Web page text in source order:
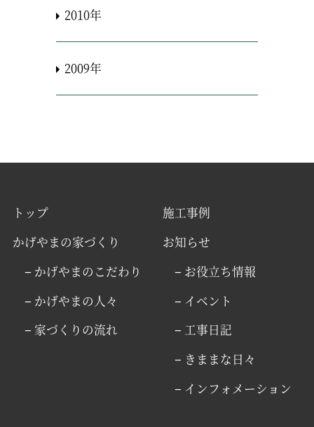
2010年
2009年
トップ
かげやまの家づくり
− かげやまのこだわり
− かげやまの人々
− 家づくりの流れ
施工事例
お知らせ
− お役立ち情報
− イベント
− 工事日記
− きままな日々
− インフォメーション